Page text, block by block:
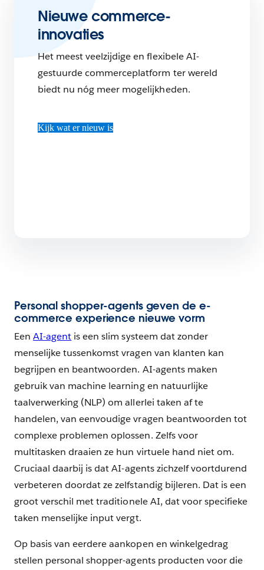
Nieuwe commerce-
innovaties
Het meest veelzijdige en flexibele AI-
gestuurde commerceplatform ter wereld
biedt nu nóg meer mogelijkheden.
Kijk wat er nieuw is
Personal shopper-agents geven de e-
commerce experience nieuwe vorm
EenAI-agent is een slim systeem dat zonder
menselijke tussenkomst vragen van klanten kan
begrijpen en beantwoorden. AI-agents maken
gebruik van machine learning en natuurlijke
taalverwerking (NLP) om allerlei taken af te
handelen, van eenvoudige vragen beantwoorden tot
complexe problemen oplossen. Zelfs voor
multitasken draaien ze hun virtuele hand niet om.
Cruciaal daarbij is dat AI-agents zichzelf voortdurend
verbeteren doordat ze zelfstandig bijleren. Dat is een
groot verschil met traditionele AI, dat voor specifieke
taken menselijke input vergt.
Op basis van eerdere aankopen en winkelgedrag
stellen personal shopper-agents producten voor die